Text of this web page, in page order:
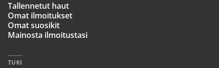
Tallennetut haut
Omat ilmoitukset
Omat suosikit
Mainosta ilmoitustasi
TUKI